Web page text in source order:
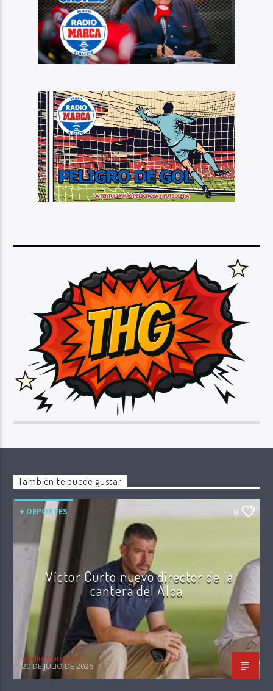
También te puede gustar
+ DEPORTES 0
Víctor Curto nuevo director de la
cantera del Alba
Radio Marca AB
20 DE JULIO DE 2026